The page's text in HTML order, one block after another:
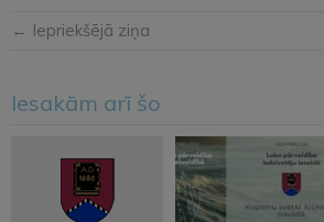
← Iepriekšējā ziņa
Iesakām arī šo